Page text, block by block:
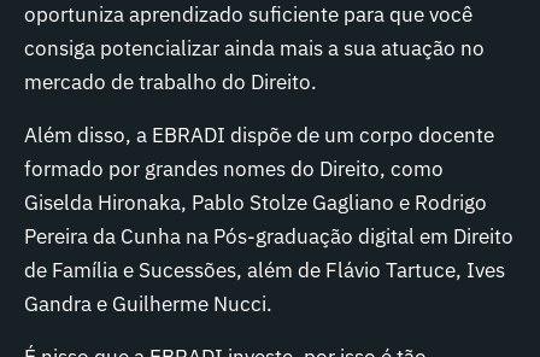
oportuniza aprendizado suficiente para que você
consiga potencializar ainda mais a sua atuação no
mercado de trabalho do Direito.
Além disso, a EBRADI dispõe de um corpo docente
formado por grandes nomes do Direito, como
Giselda Hironaka, Pablo Stolze Gagliano e Rodrigo
Pereira da Cunha na Pós-graduação digital em Direito
de Família e Sucessões, além de Flávio Tartuce, Ives
Gandra e Guilherme Nucci.